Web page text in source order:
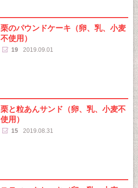
栗のパウンドケーキ（卵、乳、小麦
不使用）
19 2019.09.01
栗と粒あんサンド（卵、乳、小麦不
使用）
15 2019.08.31